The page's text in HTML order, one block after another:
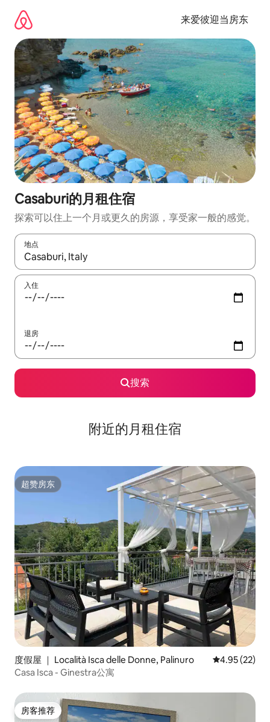
来爱彼迎当房东
Casaburi的月租住宿
探索可以住上一个月或更久的房源，享受家一般的感觉。
地点
如有搜索结果，请使用上下方向键查看，或通过点击或滑动手势
入住
退房
搜索
附近的月租住宿
超赞房东
超赞房东
度假屋 ｜ Località Isca delle Donne, Palinuro 平均评分
4.95 (22)
Casa Isca - Ginestra公寓
房客推荐
房客推荐